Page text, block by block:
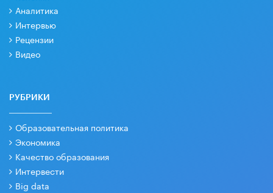
Аналитика
Интервью
Рецензии
Видео
РУБРИКИ
Образовательная политика
Экономика
Качество образования
Интервести
Big data